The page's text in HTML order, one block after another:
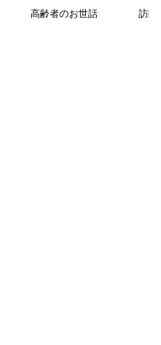
高齢者のお世話 訪問